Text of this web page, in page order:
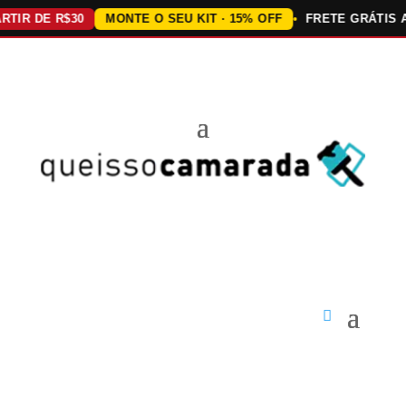
R$30 MONTE O SEU KIT · 15% OFF FRETE GRÁTIS